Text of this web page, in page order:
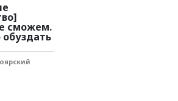
сможем.